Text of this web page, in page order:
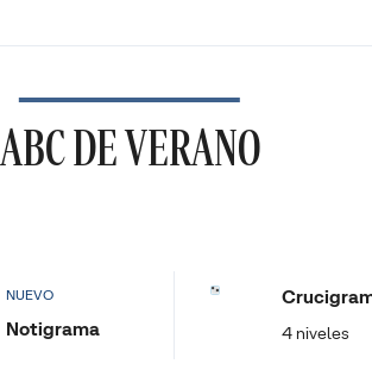
ABC DE VERANO
NUEVO
Notigrama 4 niveles